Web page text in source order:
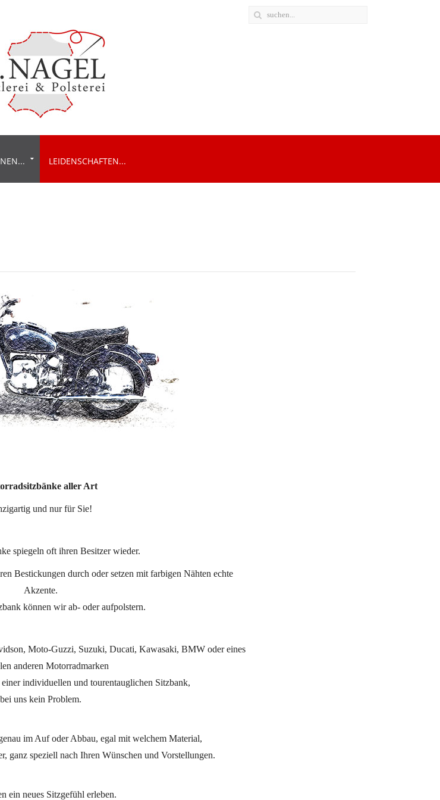
LEIDENSCHAFTEN...
aller Art
und nur für Sie!
spiegeln oft ihren Besitzer wieder.
Bestickungen durch oder setzen mit farbigen Nähten echte
Akzente.
können wir ab- oder aufpolstern.
Moto-Guzzi, Suzuki, Ducati, Kawasaki, BMW oder eines
anderen Motorradmarken
individuellen und tourentauglichen Sitzbank,
bei uns kein Problem.
im Auf oder Abbau, egal mit welchem Material,
ganz speziell nach Ihren Wünschen und Vorstellungen.
ein neues Sitzgefühl erleben.